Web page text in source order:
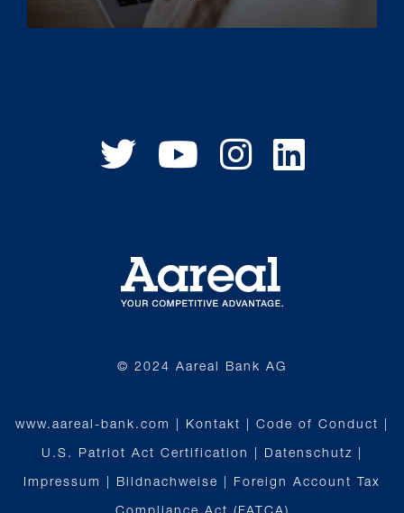
© 2024 Aareal Bank AG
www.aareal-bank.com Kontakt Code of Conduct
U.S. Patriot Act Certification Datenschutz
Impressum Bildnachweise Foreign Account Tax